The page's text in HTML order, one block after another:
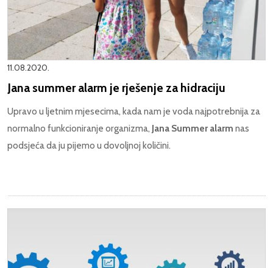
11.08.2020.
Jana summer alarm je rješenje za hidraciju
Upravo u ljetnim mjesecima, kada nam je voda najpotrebnija za
normalno funkcioniranje organizma, Jana Summer alarm nas
podsjeća da ju pijemo u dovoljnoj količini.